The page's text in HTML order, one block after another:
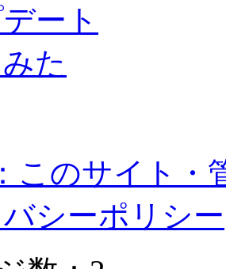
ート
た
このサイト・
シーポリシー